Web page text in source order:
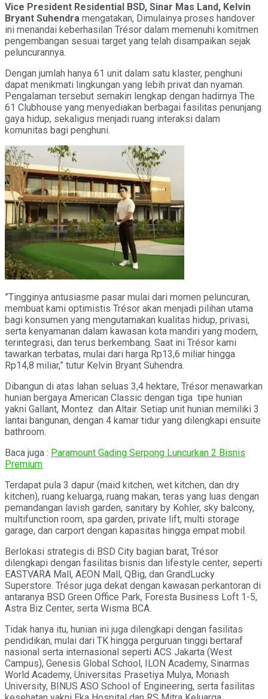
Vice President Residential BSD, Sinar Mas Land, Kelvin
Bryant Suhendra mengatakan, Dimulainya proses handover
ini menandai keberhasilan Trésor dalam memenuhi komitmen
pengembangan sesuai target yang telah disampaikan sejak
peluncurannya.
Dengan jumlah hanya 61 unit dalam satu klaster, penghuni
dapat menikmati lingkungan yang lebih privat dan nyaman.
Pengalaman tersebut semakin lengkap dengan hadirnya The
61 Clubhouse yang menyediakan berbagai fasilitas penunjang
gaya hidup, sekaligus menjadi ruang interaksi dalam
komunitas bagi penghuni.
”Tingginya antusiasme pasar mulai dari momen peluncuran,
membuat kami optimistis Trésor akan menjadi pilihan utama
bagi konsumen yang mengutamakan kualitas hidup, privasi,
serta kenyamanan dalam kawasan kota mandiri yang modern,
terintegrasi, dan terus berkembang. Saat ini Trésor kami
tawarkan terbatas, mulai dari harga Rp13,6 miliar hingga
Rp14,8 miliar,” tutur Kelvin Bryant Suhendra.
Dibangun di atas lahan seluas 3,4 hektare, Trésor menawarkan
hunian bergaya American Classic dengan tiga tipe hunian
yakni Gallant, Montez dan Altair. Setiap unit hunian memiliki 3
lantai bangunan, dengan 4 kamar tidur yang dilengkapi ensuite
bathroom.
Baca juga : Paramount Gading Serpong Luncurkan 2 Bisnis
Premium
Terdapat pula 3 dapur (maid kitchen, wet kitchen, dan dry
kitchen), ruang keluarga, ruang makan, teras yang luas dengan
pemandangan lavish garden, sanitary by Kohler, sky balcony,
multifunction room, spa garden, private lift, multi storage
garage, dan carport dengan kapasitas hingga empat mobil.
Berlokasi strategis di BSD City bagian barat, Trésor
dilengkapi dengan fasilitas bisnis dan lifestyle center, seperti
EASTVARA Mall, AEON Mall, QBig, dan GrandLucky
Superstore. Trésor juga dekat dengan kawasan perkantoran di
antaranya BSD Green Office Park, Foresta Business Loft 1-5,
Astra Biz Center, serta Wisma BCA.
Tidak hanya itu, hunian ini juga dilengkapi dengan fasilitas
pendidikan, mulai dari TK hingga perguruan tinggi bertaraf
nasional serta internasional seperti ACS Jakarta (West
Campus), Genesis Global School, ILON Academy, Sinarmas
World Academy, Universitas Prasetiya Mulya, Monash
University, BINUS ASO School of Engineering, serta fasilitas